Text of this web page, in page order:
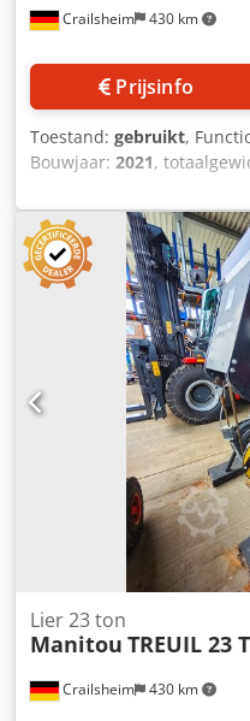
Crailsheim 430 km
Prijsinfo
Toestand: gebruikt,
Bouwjaar: 2021,
3.070
draagvermogen:1.500 kg,
Type: PT 1500 Bouwjaar:
(mm): 3.070
Djdpfx Aoya Ixyoqqokr
Crailsheim 430 km
Lier 23 ton
Manitou TREUIL 23